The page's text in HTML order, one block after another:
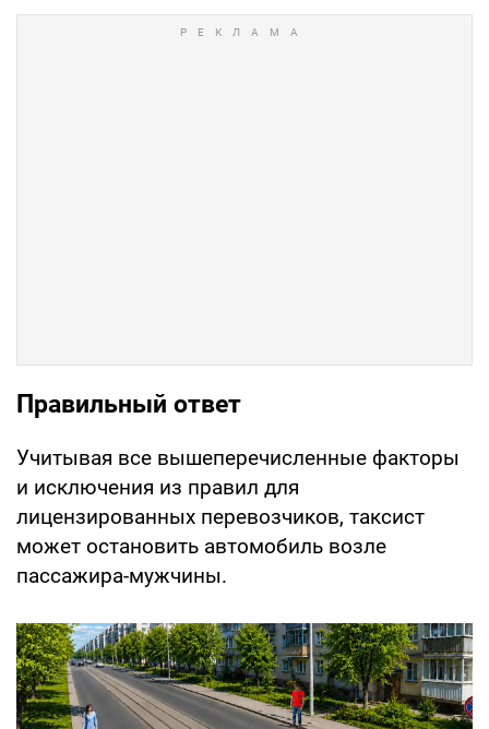
Правильный ответ
Учитывая все вышеперечисленные факторы
и исключения из правил для
лицензированных перевозчиков, таксист
может остановить автомобиль возле
пассажира-мужчины.